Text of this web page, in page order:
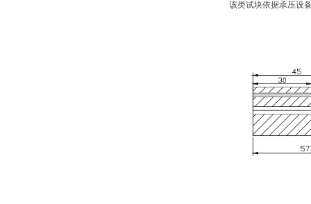
该类试块依据承压设